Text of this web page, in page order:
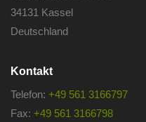
34131 Kassel
Deutschland
Kontakt
Telefon: +49 561 3166797
Fax: +49 561 3166798